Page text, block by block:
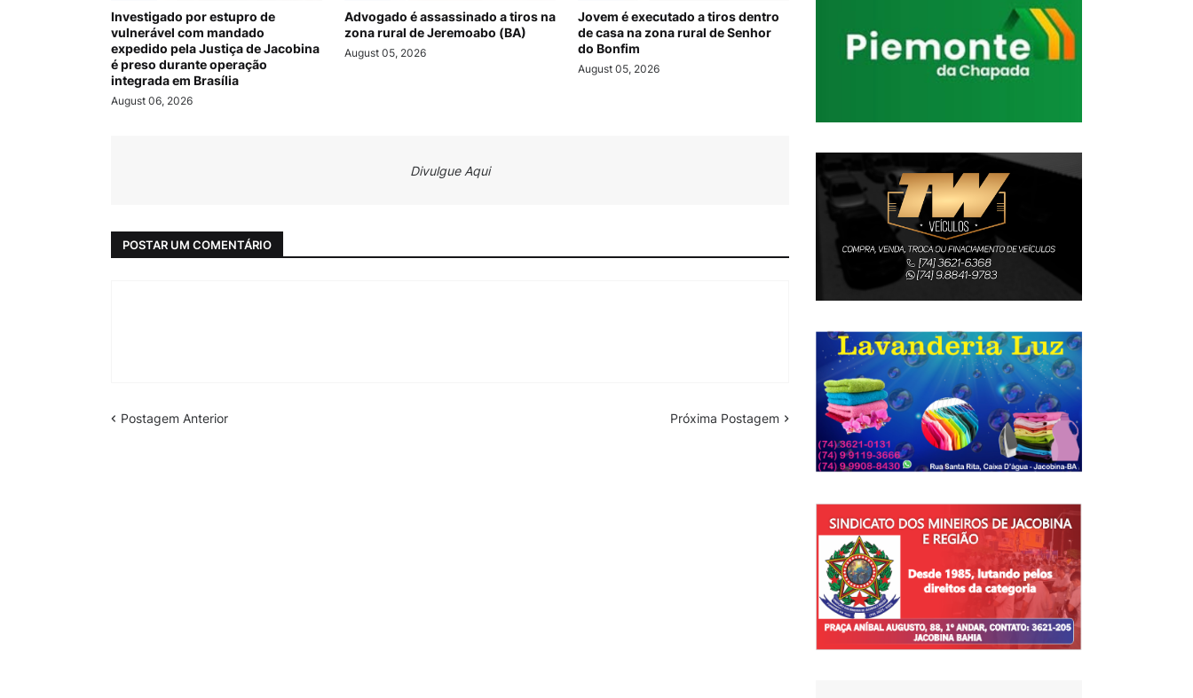
Investigado por estupro de
vulnerável com mandado
expedido pela Justiça de Jacobina
é preso durante operação
integrada em Brasília
August 06, 2026
Advogado é assassinado a tiros na
zona rural de Jeremoabo (BA)
August 05, 2026
Jovem é executado a tiros dentro
de casa na zona rural de Senhor
do Bonfim
August 05, 2026
Divulgue Aqui
POSTAR UM COMENTÁRIO
Postagem Anterior Próxima Postagem